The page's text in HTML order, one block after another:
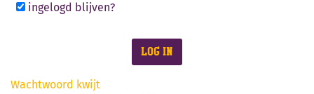
ingelogd blijven?
LOG IN
Wachtwoord kwijt